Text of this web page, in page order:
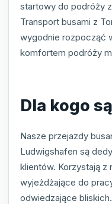
startowy do podróży
Transport busami z
wygodnie rozpocząć
komfortem podróży
Dla kogo
Nasze przejazdy
Ludwigshafen są
klientów. Korzystają z
wyjeżdżające do
odwiedzające